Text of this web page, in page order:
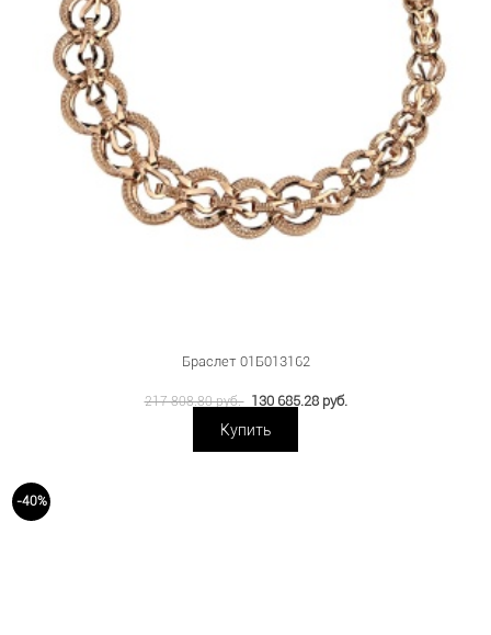
Браслет 01Б013162
217 808.80 руб. 130 685.28 руб.
Купить
-40%